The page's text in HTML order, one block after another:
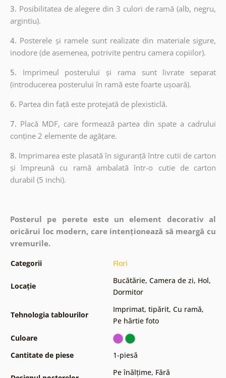
3. Posibilitatea de alegere din 3 culori de ramă (alb, negru,
argintiu).
4. Posterele și ramele sunt realizate din materiale sigure,
inodore (de asemenea, potrivite pentru camera copiilor).
5. Imprimeul posterului și rama sunt livrate separat
(introducerea posterului în ramă este foarte ușoară).
6. Partea din față este protejată de plexisticlă.
7. Placă MDF, care formează partea din spate a cadrului
conține 2 elemente de agățare.
8. Imprimarea este plasată în siguranță între cutii de carton
și împreună cu ramă ambalată într-o cutie de carton
durabil (5 inchi).
Posterul pe perete este un element decorativ al
oricărui loc modern, care intenționează să meargă cu
vremurile.
Categorii Flori
Locație
Bucătărie, Camera de zi, Hol,
Dormitor
Tehnologia tablourilor
Imprimat, tipărit, Cu ramă,
Pe hârtie foto
Culoare
Cantitate de piese
1-piesă
Pe înălțime, Fără